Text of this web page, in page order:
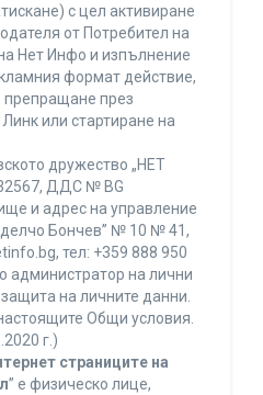
с цел активиране
от Потребител на
Нет Инфо и изпълнение
формат действие,
препращане през
или стартиране на
дружество „НЕТ
ДДС № BG
и адрес на управление
Бончев” № 10 № 41,
тел: +359 888 950
администратор на лични
на личните данни.
Общи условия.
г.)
страниците на
” е физическо лице,